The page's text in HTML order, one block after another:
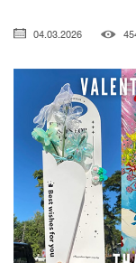
04.03.2026